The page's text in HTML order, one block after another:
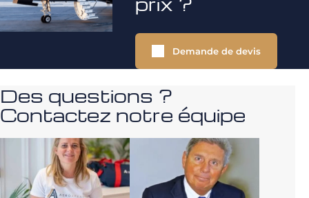
Demande de devis
Des questions ?
Contactez notre équipe